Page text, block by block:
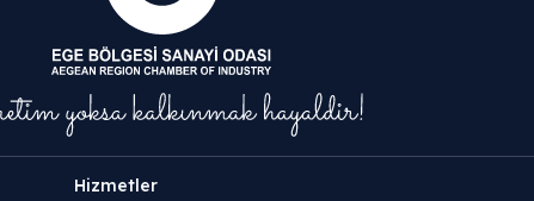
Hizmetler